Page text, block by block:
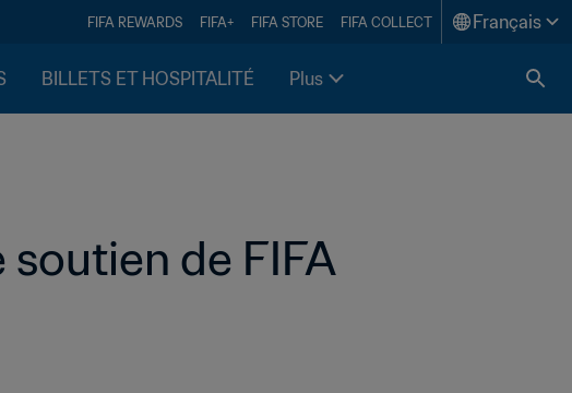
FIFA REWARDS FIFA+ FIFA STORE FIFA COLLECT Français
BILLETS ET HOSPITALITÉ Plus
de FIFA